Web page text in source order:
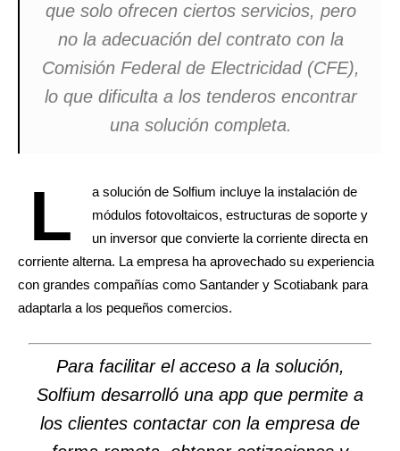
que solo ofrecen ciertos servicios, pero
no la adecuación del contrato con la
Comisión Federal de Electricidad (CFE),
lo que dificulta a los tenderos encontrar
una solución completa.
L
a solución de Solfium incluye la instalación de
módulos fotovoltaicos, estructuras de soporte y
un inversor que convierte la corriente directa en
corriente alterna. La empresa ha aprovechado su experiencia
con grandes compañías como Santander y Scotiabank para
adaptarla a los pequeños comercios.
Para facilitar el acceso a la solución,
Solfium desarrolló una app que permite a
los clientes contactar con la empresa de